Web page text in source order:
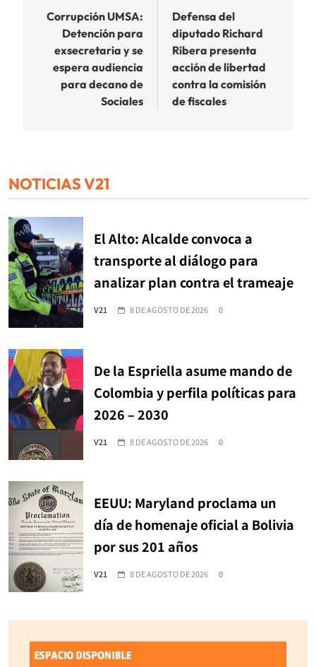
de
entradas
Corrupción UMSA:
Detención para
exsecretaria y se
espera audiencia
para decano de
Sociales
Defensa del
diputado Richard
Ribera presenta
acción de libertad
contra la comisión
de fiscales
NOTICIAS V21
El Alto: Alcalde convoca a
transporte al diálogo para
analizar plan contra el trameaje
V21 8 DE AGOSTO DE 2026 0
De la Espriella asume mando de
Colombia y perfila políticas para
2026 – 2030
V21 8 DE AGOSTO DE 2026 0
EEUU: Maryland proclama un
día de homenaje oficial a Bolivia
por sus 201 años
V21 8 DE AGOSTO DE 2026 0